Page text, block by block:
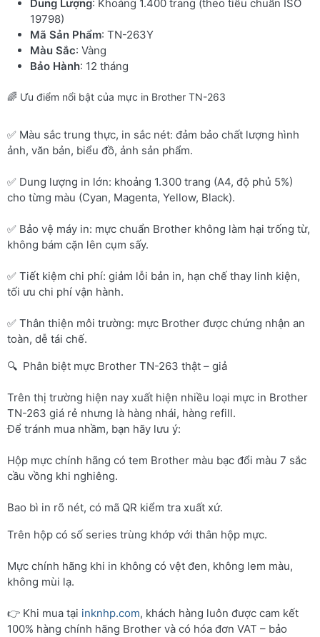
Dung Lượng: Khoảng 1.400 trang (theo tiêu chuẩn ISO
19798)
Mã Sản Phẩm: TN-263Y
Màu Sắc: Vàng
Bảo Hành: 12 tháng
🌈 Ưu điểm nổi bật của mực in Brother TN-263
✅ Màu sắc trung thực, in sắc nét: đảm bảo chất lượng hình
ảnh, văn bản, biểu đồ, ảnh sản phẩm.
✅ Dung lượng in lớn: khoảng 1.300 trang (A4, độ phủ 5%)
cho từng màu (Cyan, Magenta, Yellow, Black).
✅ Bảo vệ máy in: mực chuẩn Brother không làm hại trống từ,
không bám cặn lên cụm sấy.
✅ Tiết kiệm chi phí: giảm lỗi bản in, hạn chế thay linh kiện,
tối ưu chi phí vận hành.
✅ Thân thiện môi trường: mực Brother được chứng nhận an
toàn, dễ tái chế.
🔍 Phân biệt mực Brother TN-263 thật – giả
Trên thị trường hiện nay xuất hiện nhiều loại mực in Brother
TN-263 giá rẻ nhưng là hàng nhái, hàng refill.
Để tránh mua nhầm, bạn hãy lưu ý:
Hộp mực chính hãng có tem Brother màu bạc đổi màu 7 sắc
cầu vồng khi nghiêng.
Bao bì in rõ nét, có mã QR kiểm tra xuất xứ.
Trên hộp có số series trùng khớp với thân hộp mực.
Mực chính hãng khi in không có vệt đen, không lem màu,
không mùi lạ.
👉 Khi mua tại inknhp.com, khách hàng luôn được cam kết
100% hàng chính hãng Brother và có hóa đơn VAT – bảo